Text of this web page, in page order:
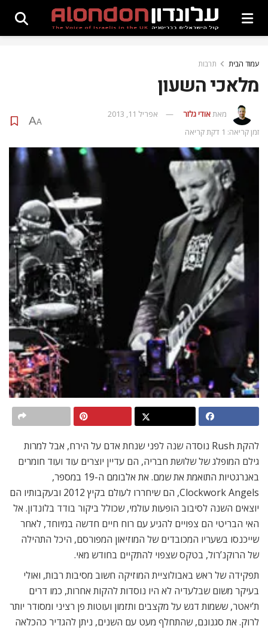
עמוד הבית תרבות
מלאכי השעון
מאתאודי גלזר
אפריל 11, 2013
זמן קריאה: 1 דקת קריאה
A
A
להקת Rush נוסדה שנה לפני שנחת אדם על הירח, אבל למרות
גילם המופלג של שלושת חבריה, הם עדיין יוצרים עוד ועוד חומרים
באנרגטיות התואמת את שמם. את אלבומם ה-19 במספר,
Clockwork Angels, הם שיחררו לעולם בקיץ 2012 ובעקבותיו הם
יוצאים השנה לסיבוב הופעות עולמי, שכולל ביקור בודד בלונדון. אל
האי הבריטי הם צפויים להגיע עם רוח חיים חדשה במיוחד, לאחר
שייכנסו בשעריו המכובדים של המוזיאון המפורסם, היכל התהילה
של הרוקנ’רול, בטקס שצפוי להתקיים בחודש מאי.
תפקידה של ראש באבולוציית המוזיקה חשוב מסיבות רבות, ואולי
בעיקר משום שבלעדיה לא היו נוסדות להקות אחרות, כמו דרים
ת’יאטר, ששמות דגש על מקצבים ותזמון ועוטות פן רציני ומסודר יותר
לרוק. את סגנונם, שהתחלף מעט עם השנים, ניתן להגדיר כהכלאה